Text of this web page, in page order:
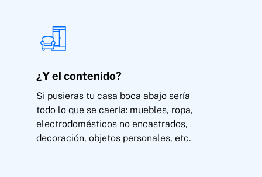
¿Y el contenido?
Si pusieras tu casa boca abajo sería
todo lo que se caería: muebles, ropa,
electrodomésticos no encastrados,
decoración, objetos personales, etc.